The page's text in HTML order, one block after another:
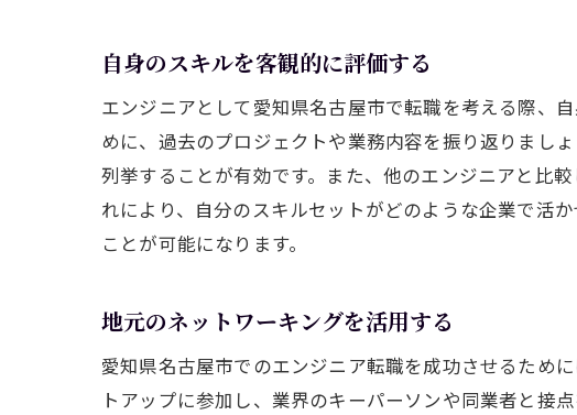
オー
エン
クリ
競争
名古
自身のスキルを客観的に評価する
エンジニアとして愛知県名古屋市で転職を考える際、
めに、過去のプロジェクトや業務内容を振り返りまし
列挙することが有効です。また、他のエンジニアと比
れにより、自分のスキルセットがどのような企業で活
ことが可能になります。
地元のネットワーキングを活用する
愛知県名古屋市でのエンジニア転職を成功させるため
トアップに参加し、業界のキーパーソンや同業者と接